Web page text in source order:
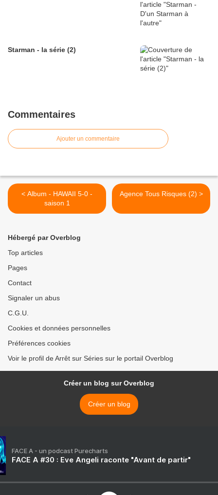
Starman - la série (2)
Commentaires
Ajouter un commentaire
< Album - HAWAII 5-0 -
saison 1
Agence Tous Risques (2) >
Hébergé par Overblog
Top articles
Pages
Contact
Signaler un abus
C.G.U.
Cookies et données personnelles
Préférences cookies
Voir le profil de Arrêt sur Séries sur le portail Overblog
Créer un blog sur Overblog
Créer un blog
FACE A - un podcast Purecharts
FACE A #30 : Eve Angeli raconte "Avant de partir"